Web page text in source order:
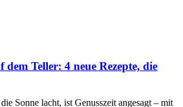
dem Teller: 4 neue Rezepte, die
Sonne lacht, ist Genusszeit angesagt – mit